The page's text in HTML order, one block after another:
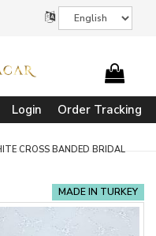
Login Order Tracking
CROSS BANDED BRIDAL
MADE IN TURKEY